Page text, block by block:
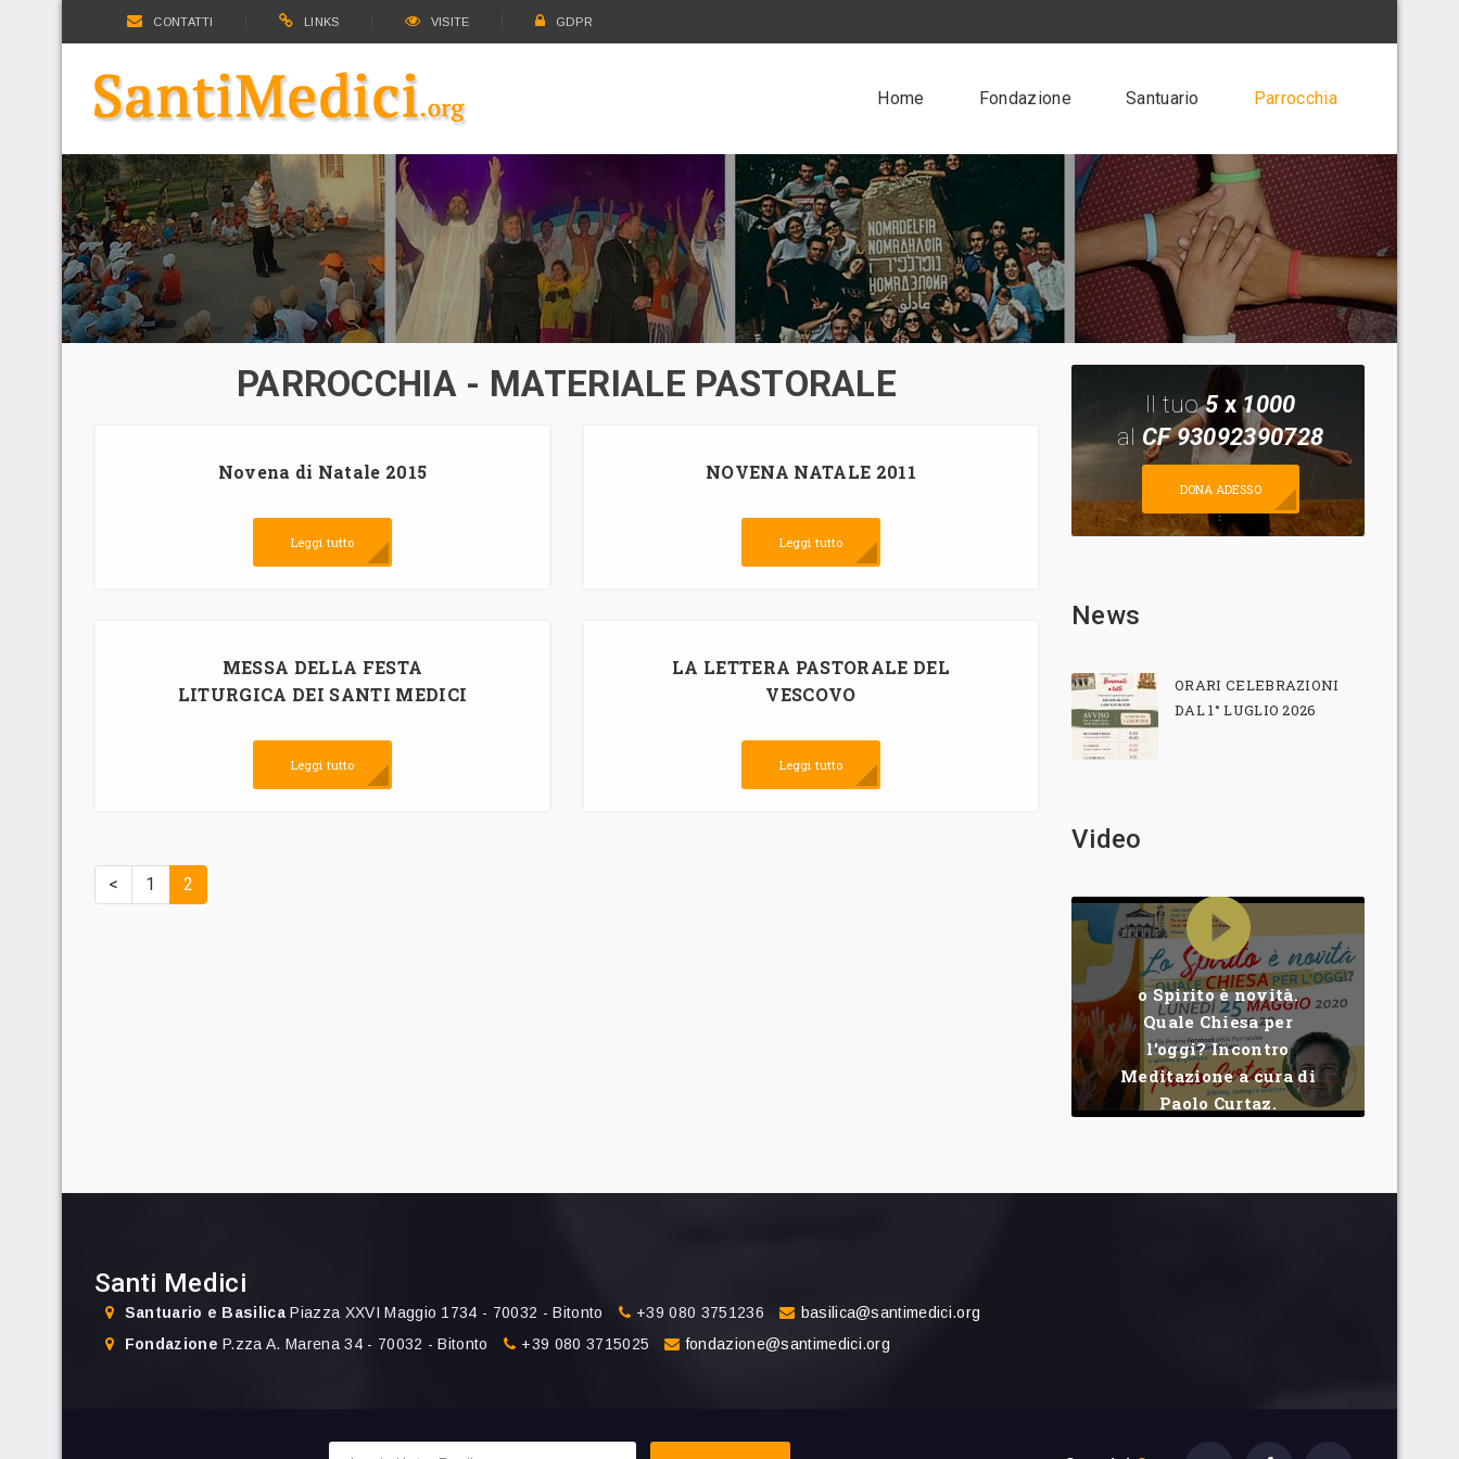
CONTATTI LINKS VISITE GDPR
Home Fondazione Santuario Parrocchia
PARROCCHIA - MATERIALE PASTORALE
Novena di Natale 2015
Leggi tutto
NOVENA NATALE 2011
Leggi tutto
MESSA DELLA FESTA
LITURGICA DEI SANTI MEDICI
Leggi tutto
LA LETTERA PASTORALE DEL
VESCOVO
Leggi tutto
< 1 2
Il tuo5x1000
al CF 93092390728
DONA ADESSO
News
ORARI CELEBRAZIONI
DAL 1° LUGLIO 2026
Video
o Spirito è novità.
Quale Chiesa per
l'oggi? Incontro
Meditazione a cura di
Paolo Curtaz.
Santi Medici
Santuario e Basilica Piazza XXVI Maggio 1734 - 70032 - Bitonto +39 080 3751236
basilica@santimedici.org
Fondazione P.zza A. Marena 34 - 70032 - Bitonto +39 080 3715025 fondazione@santimedici.org